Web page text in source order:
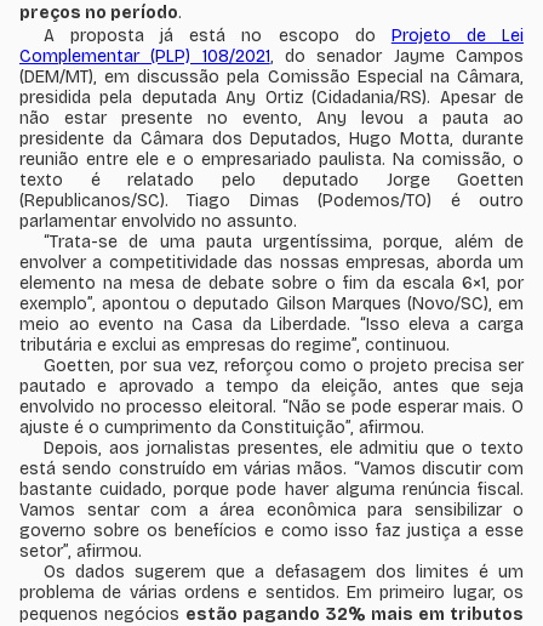
preços no período.
A proposta já está no escopo do Projeto de Lei
Complementar (PLP) 108/2021, do senador Jayme Campos
(DEM/MT), em discussão pela Comissão Especial na Câmara,
presidida pela deputada Any Ortiz (Cidadania/RS). Apesar de
não estar presente no evento, Any levou a pauta ao
presidente da Câmara dos Deputados, Hugo Motta, durante
reunião entre ele e o empresariado paulista. Na comissão, o
texto é relatado pelo deputado Jorge Goetten
(Republicanos/SC). Tiago Dimas (Podemos/TO) é outro
parlamentar envolvido no assunto.
“Trata-se de uma pauta urgentíssima, porque, além de
envolver a competitividade das nossas empresas, aborda um
elemento na mesa de debate sobre o fim da escala 6×1, por
exemplo”, apontou o deputado Gilson Marques (Novo/SC), em
meio ao evento na Casa da Liberdade. “Isso eleva a carga
tributária e exclui as empresas do regime”, continuou.
Goetten, por sua vez, reforçou como o projeto precisa ser
pautado e aprovado a tempo da eleição, antes que seja
envolvido no processo eleitoral. “Não se pode esperar mais. O
ajuste é o cumprimento da Constituição”, afirmou.
Depois, aos jornalistas presentes, ele admitiu que o texto
está sendo construído em várias mãos. “Vamos discutir com
bastante cuidado, porque pode haver alguma renúncia fiscal.
Vamos sentar com a área econômica para sensibilizar o
governo sobre os benefícios e como isso faz justiça a esse
setor”, afirmou.
Os dados sugerem que a defasagem dos limites é um
problema de várias ordens e sentidos. Em primeiro lugar, os
pequenos negócios estão pagando 32% mais em tributos